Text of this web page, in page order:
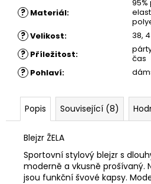
? Materiál:
95%
? Velikost: 38,
? Příležitost:
čas
? Pohlaví:
Popis Související (8)
Blejzr ŽELA
Sportovní stylový blejzr s
moderně a vkusně prošívaný.
jsou funkční švové kapsy.
780
Kč